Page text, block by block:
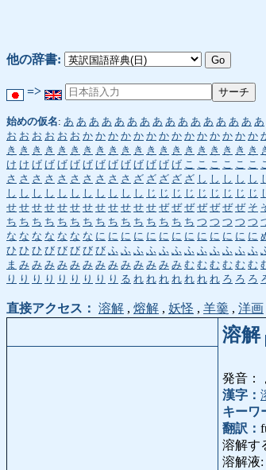
他の辞書:
=>
始めの仮名: あ あ あ あ あ あ あ あ あ あ あ あ あ あ あ あ
お お お お お お か か か か か か か か か か か か か か
き き き き き き き き き き き き き き き き き き き き
け け げ げ げ げ げ げ げ げ げ げ げ げ こ こ こ こ こ こ
さ さ さ さ さ さ さ さ さ さ ざ ざ ざ ざ ざ し し し し し
し し し し し し し し し し し じ じ じ じ じ じ じ じ じ
せ せ せ せ せ せ せ せ せ せ せ せ ぜ ぜ ぜ ぜ ぜ ぜ ぜ そ
ち ち ち ち ち ち ち ち ち ち ち ち ち ち ち つ つ つ つ つ
な な な な な な な に に に に に に に に に に に に に
ひ ひ ひ び び び び び ふ ふ ふ ふ ふ ふ ふ ふ ふ ふ ふ ふ
ま み み み み み み み み み み み み み む む む む む む
り り り り り り り り り る れ れ れ れ れ れ れ ろ ろ ろ
直接アクセス： 溶解 , 熔解 , 妖怪 , 羊羹 , 洋画
溶解
発音：
漢字：
キーワ
翻訳：
溶解す
溶解液: